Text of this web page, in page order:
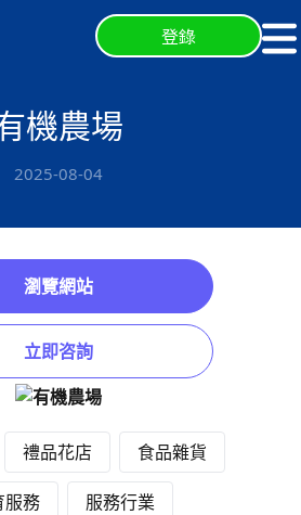
登錄
機農場
2025-08-04
瀏覽網站
立即咨詢
禮品花店 食品雜貨
服務 服務行業